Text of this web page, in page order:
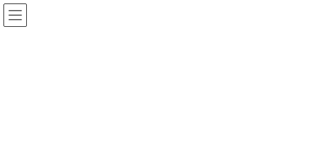
コ
ン
ナ
ビ